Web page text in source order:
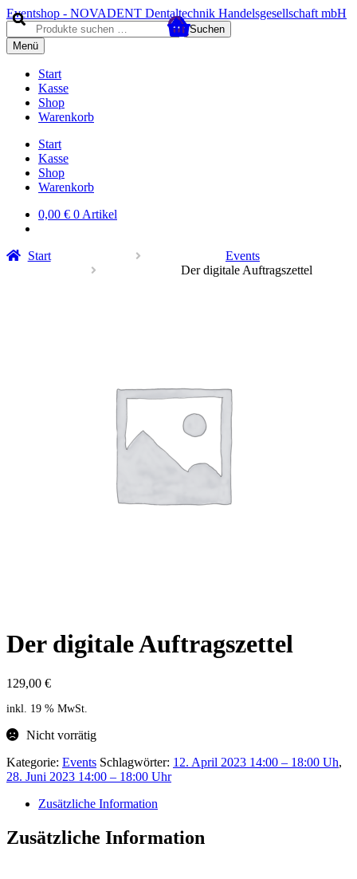
Zur
Navigation
springen
Zum
Inhalt
springen
Eventshop - NOVADENT Dentaltechnik Handelsgesellschaft mbH
Suche
nach:
Suchen
Menü
Start
Kasse
Shop
Warenkorb
Start
Kasse
Shop
Warenkorb
0,00 € 0 Artikel
Start
Events
Der digitale Auftragszettel
Der digitale Auftragszettel
129,00 €
inkl. 19 % MwSt.
Nicht vorrätig
Kategorie: Events Schlagwörter: 12. April 2023 14:00 – 18:00 Uh,
28. Juni 2023 14:00 – 18:00 Uhr
Zusätzliche Information
Zusätzliche Information